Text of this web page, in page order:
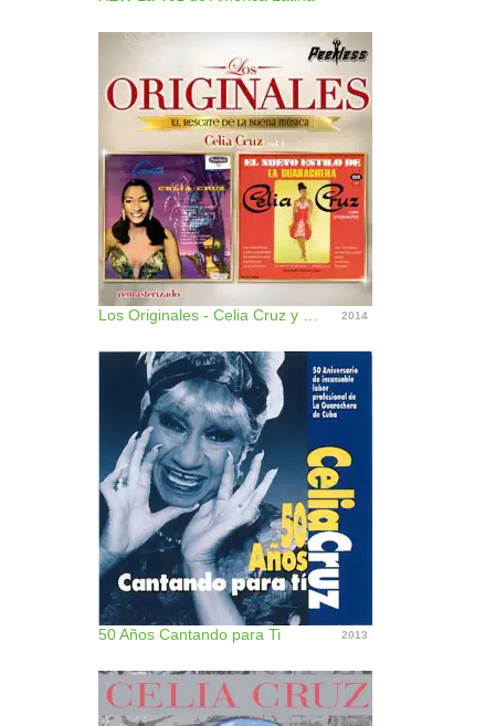
Los Originales - Celia Cruz y la Sonora Matancera, Vol. 1 2014
50 Años Cantando para Ti 2013